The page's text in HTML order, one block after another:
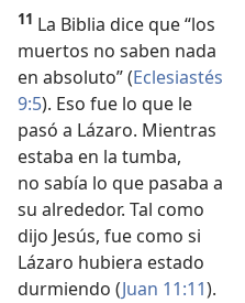
11 La Biblia dice que “los
muertos no saben nada
en absoluto” (Eclesiastés
9:5). Eso fue lo que le
pasó a Lázaro. Mientras
estaba en la tumba,
no sabía lo que pasaba a
su alrededor. Tal como
dijo Jesús, fue como si
Lázaro hubiera estado
durmiendo (Juan 11:11).